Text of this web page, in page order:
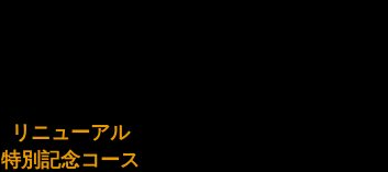
リニューアル
特別記念コース